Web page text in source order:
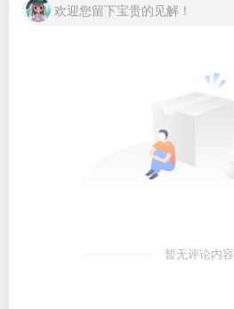
欢迎您留下宝贵的见解！
暂无评论内容